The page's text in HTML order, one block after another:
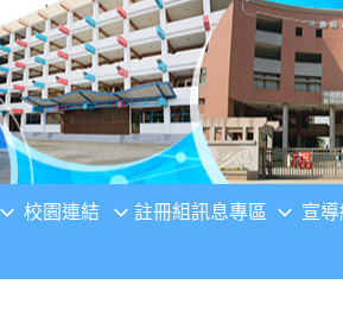
校園連結 註冊組訊息專區 宣